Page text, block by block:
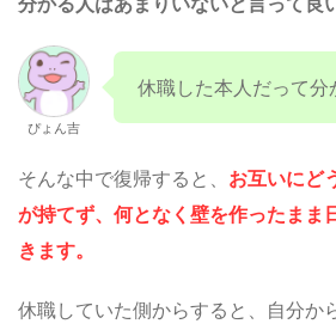
ぴょん吉
休職した本人だって分
そんな中で復帰すると、 お互いにど
が持てず、何となく壁を作ったまま
きます。
休職していた側からすると、自分か